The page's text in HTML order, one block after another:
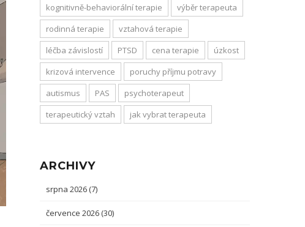
kognitivně-behaviorální terapie
výběr terapeuta
rodinná terapie
vztahová terapie
léčba závislostí
PTSD cena terapie
úzkost
krizová intervence
poruchy příjmu potravy
autismus
PAS
psychoterapeut
terapeutický vztah
jak vybrat terapeuta
ARCHIVY
srpna 2026 (7)
července 2026 (30)